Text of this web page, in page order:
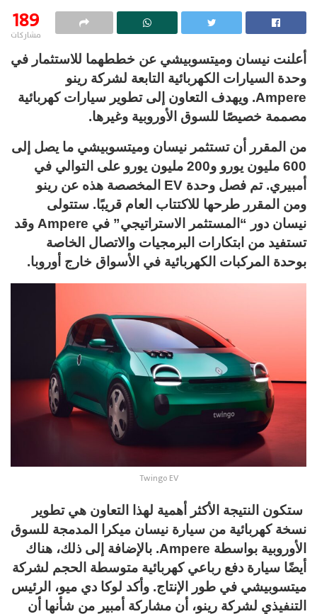
189
مشاركات
أعلنت نيسان وميتسوبيشي عن خططهما للاستثمار في
وحدة السيارات الكهربائية التابعة لشركة رينو
Ampere. ويهدف التعاون إلى تطوير سيارات كهربائية
مصممة خصيصًا للسوق الأوروبية وغيرها.
من المقرر أن تستثمر نيسان وميتسوبيشي ما يصل إلى
600 مليون يورو و200 مليون يورو على التوالي في
أمبيري. تم فصل وحدة EV المخصصة هذه عن رينو
ومن المقرر طرحها للاكتتاب العام قريبًا. ستتولى
نيسان دور “المستثمر الاستراتيجي” في Ampere وقد
تستفيد من ابتكارات البرمجيات والاتصال الخاصة
بوحدة المركبات الكهربائية في الأسواق خارج أوروبا.
Twingo EV
ستكون النتيجة الأكثر أهمية لهذا التعاون هي تطوير
نسخة كهربائية من سيارة نيسان ميكرا المدمجة للسوق
الأوروبية بواسطة Ampere. بالإضافة إلى ذلك، هناك
أيضًا سيارة دفع رباعي كهربائية متوسطة الحجم لشركة
ميتسوبيشي في طور الإنتاج. وأكد لوكا دي ميو، الرئيس
التنفيذي لشركة رينو، أن مشاركة أمبير من شأنها أن